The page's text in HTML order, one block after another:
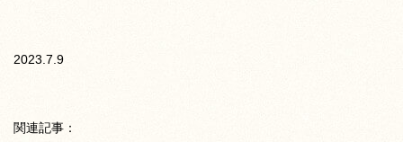
2023.7.9
関連記事：